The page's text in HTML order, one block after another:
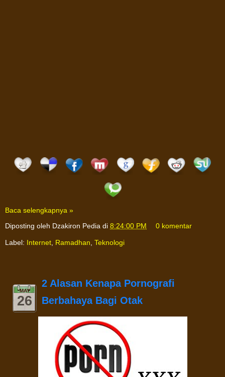
Baca selengkapnya »
Diposting oleh Dzakiron Pedia di 8:24:00 PM 0 komentar
Label: Internet Ramadhan Teknologi
MAY
26
2 Alasan Kenapa Pornografi
Berbahaya Bagi Otak